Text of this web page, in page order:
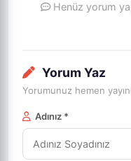
Henüz yorum
Yorum Yaz
Yorumunuz hemen
Adınız *